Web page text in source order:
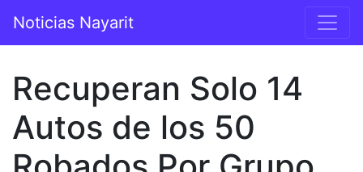
Navegación principal
Noticias Nayarit
Recuperan Solo 14
Autos de los 50